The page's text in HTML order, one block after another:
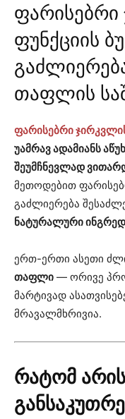
ფარისებრი
ფუნქციის
თაფლის
ფარისებრი
უამრავ ადამიანს
შეუმჩნევლად
მეთოდებით
გაძლიერება
ნატურალური
ერთ-ერთი ასეთი
თაფლი — ორივე
მარტივად
მრავალმხრივია.
რატომ